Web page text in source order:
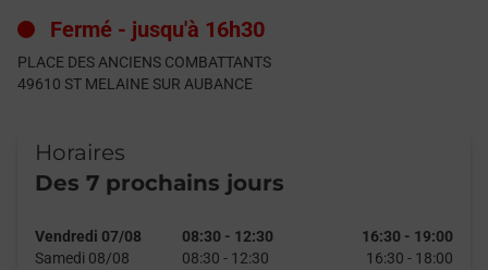
Fermé - jusqu'à 16h30
PLACE DES ANCIENS COMBATTANTS
49610 ST MELAINE SUR AUBANCE
Horaires
Des 7 prochains jours
Vendredi 07/08 08:30 - 12:30 16:30 - 19:00
Samedi 08/08
08:30 - 12:30 16:30 - 18:00